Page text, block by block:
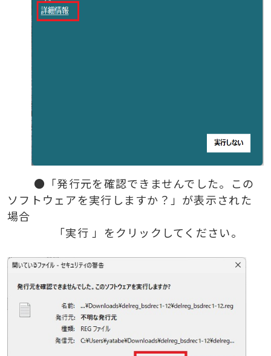
●「発行元を確認できませんでした。この
ソフトウェアを実行しますか？」が表示された
場合
「実行 」をクリックしてください。